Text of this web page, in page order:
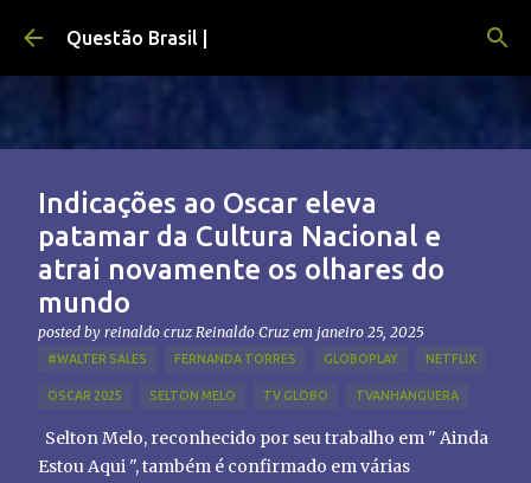
Pular para o conteúdo principal
Questão Brasil |
Indicações ao Oscar eleva
patamar da Cultura Nacional e
atrai novamente os olhares do
mundo
posted by reinaldo cruz Reinaldo Cruz em janeiro 25, 2025
#WALTER SALES FERNANDA TORRES GLOBOPLAY NETFLIX
OSCAR 2025 SELTON MELO TV GLOBO TVANHANGUERA
Selton Melo, reconhecido por seu trabalho em " Ainda
Estou Aqui ", também é confirmado em várias